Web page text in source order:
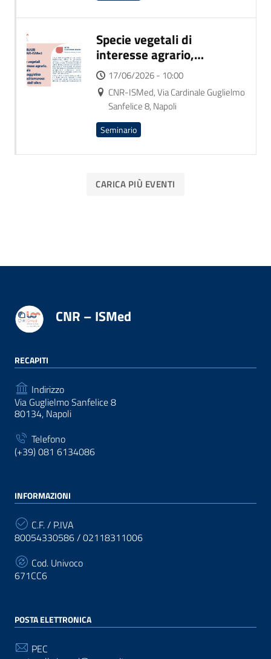
Specie vegetali di
interesse agrario,
culturale e paesaggistico
nel Mediterraneo: il caso
dell’olivo
17/06/2026 - 10:00
CNR-ISMed, Via Cardinale Guglielmo
Sanfelice 8, Napoli
Seminario
CARICA PIÙ EVENTI
CNR – ISMed
RECAPITI
Indirizzo
Via Guglielmo Sanfelice 8
80134, Napoli
Telefono
(+39) 081 6134086
INFORMAZIONI
C.F. / P.IVA
80054330586 / 02118311006
Cod. Univoco
671CC6
POSTA ELETTRONICA
PEC